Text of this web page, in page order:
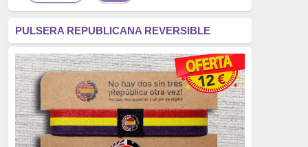
fascismo
(2677)
tardofranquismo
(2320)
Actualidad
(2319)
monarquía
(2253)
PULSERA REPUBLICANA REVERSIBLE